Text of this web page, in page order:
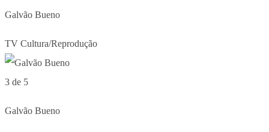
Galvão Bueno
TV Cultura/Reprodução
3 de 5
Galvão Bueno